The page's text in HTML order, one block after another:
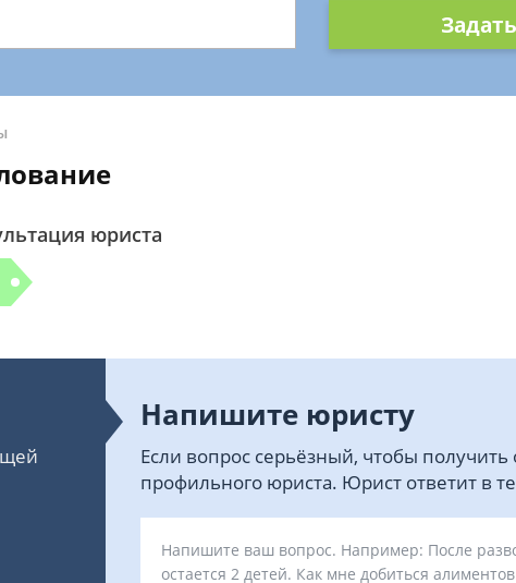
юриста
Напишите юристу
Если вопрос серьёзный, чтобы получить
профильного юриста. Юрист ответит в